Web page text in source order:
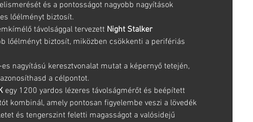
és a pontosságot nagyobb nagyítások
lőélményt biztosít.
távolsággal tervezett Night Stalker
lőélményt biztosít, miközben csökkenti a perifériás
es nagyítású keresztvonalat mutat a képernyő tetején,
a célpontot.
egy 1200 yardos lézeres távolságmérőt és beépített
kombinál, amely pontosan figyelembe veszi a lövedék
és tengerszint feletti magasságot a valósidejű